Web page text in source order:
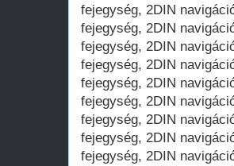
fejegység, 2DIN
fejegység, 2DIN
fejegység, 2DIN
fejegység, 2DIN
fejegység, 2DIN
fejegység, 2DIN
fejegység, 2DIN
fejegység, 2DIN
fejegység, 2DIN